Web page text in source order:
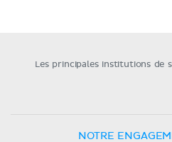
Les principales institutions de
NOTRE